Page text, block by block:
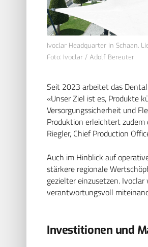
Ivoclar Headquarter in Schaan,
Foto: Ivoclar / Adolf Bereuter
Seit 2023 arbeitet das
«Unser Ziel ist es, Produkte
Versorgungssicherheit und
Produktion erleichtert
Riegler, Chief Production
Auch im Hinblick auf
stärkere regionale
gezielter einzusetzen.
verantwortungsvoll
Investitionen und